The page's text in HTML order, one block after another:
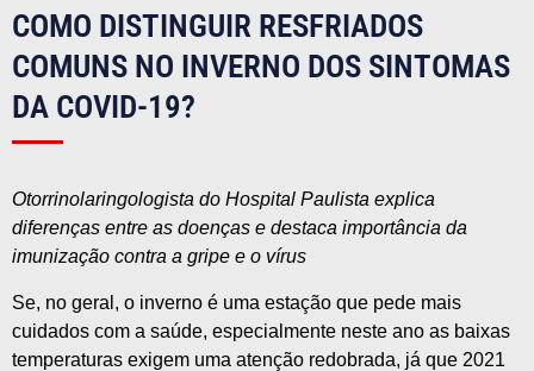
COMO DISTINGUIR RESFRIADOS
COMUNS NO INVERNO DOS SINTOMAS
DA COVID-19?
Otorrinolaringologista do Hospital Paulista explica
diferenças entre as doenças e destaca importância da
imunização contra a gripe e o vírus
Se, no geral, o inverno é uma estação que pede mais
cuidados com a saúde, especialmente neste ano as baixas
temperaturas exigem uma atenção redobrada, já que 2021